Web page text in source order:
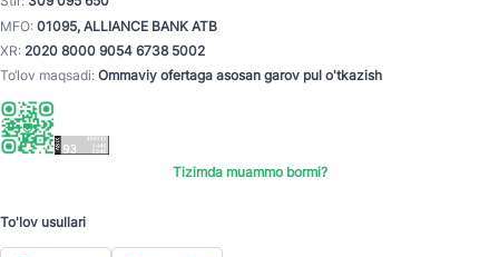
MFO: 01095, ALLIANCE BANK ATB
XR: 2020 8000 9054 6738 5002
To‘lov maqsadi: Ommaviy ofertaga asosan garov pul o'tkazish
Tizimda muammo bormi?
To'lov usullari